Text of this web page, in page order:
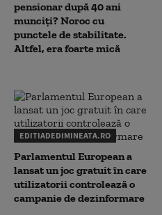
pensionar după 40 ani
munciți? Noroc cu
punctele de stabilitate.
Altfel, era foarte mică
EDITIADEDIMINEATA.RO
Parlamentul European a
lansat un joc gratuit în care
utilizatorii controlează o
campanie de dezinformare